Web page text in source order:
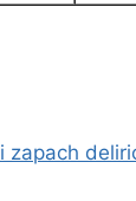
zapach